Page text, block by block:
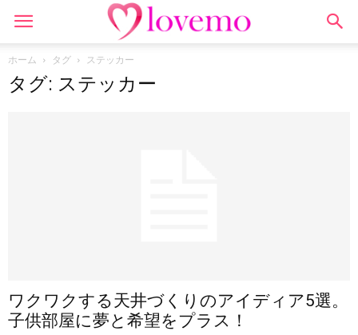
ホーム タグ ステッカー
タグ: ステッカー
ワクワクする天井づくりのアイディア5選。
子供部屋に夢と希望をプラス！